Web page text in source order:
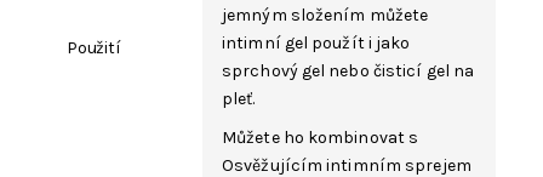
Použití
jemným složením můžete
intimní gel použít i jako
sprchový gel nebo čisticí gel na
pleť.
Můžete ho kombinovat s
Osvěžujícím intimním sprejem